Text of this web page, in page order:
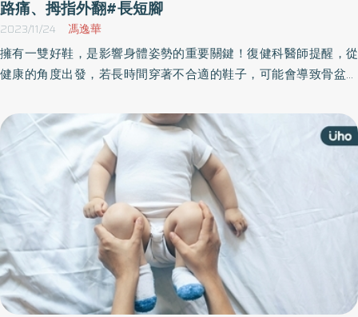
路痛、拇指外翻#長短腳
2023/11/24 馮逸華
擁有一雙好鞋，是影響身體姿勢的重要關鍵！復健科醫師提醒，從
健康的角度出發，若長時間穿著不合適的鞋子，可能會導致骨盆和
該注意「2關鍵」，讓民眾挑對最適合自己的「天選之鞋」，穿得好
看、舒適又能兼顧健康。